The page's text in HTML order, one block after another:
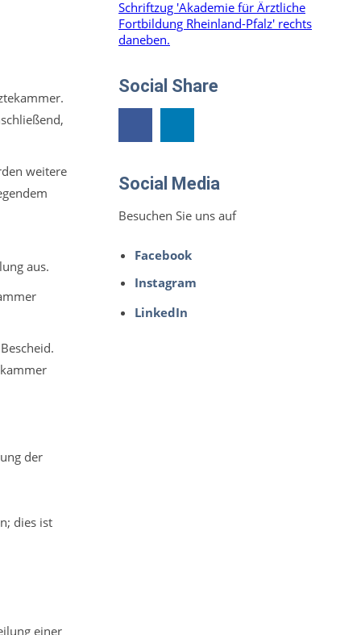
weitere
aus.
der
dies ist
einer
Social Share
Social Media
Besuchen Sie uns auf
Facebook
Instagram
LinkedIn